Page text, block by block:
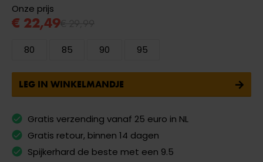
Onze prijs
€ 22,49
80 85 90 95
LEG IN WINKELMANDJE
Gratis verzending vanaf 25 euro in NL
Gratis retour, binnen 14 dagen
Spijkerhard de beste met een 9.5